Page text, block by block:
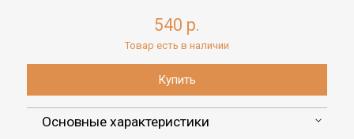
540 р.
Товар есть в наличии
Основные характеристики